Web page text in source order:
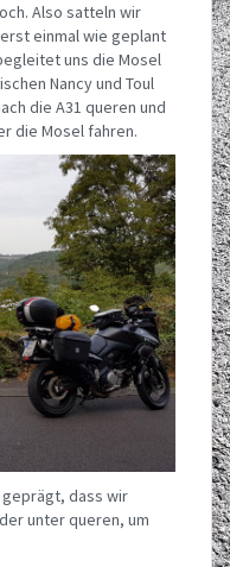
Also satteln wir
einmal wie geplant
uns die Mosel
Nancy und Toul
die A31 queren und
die Mosel fahren.
dass wir
unter queren, um